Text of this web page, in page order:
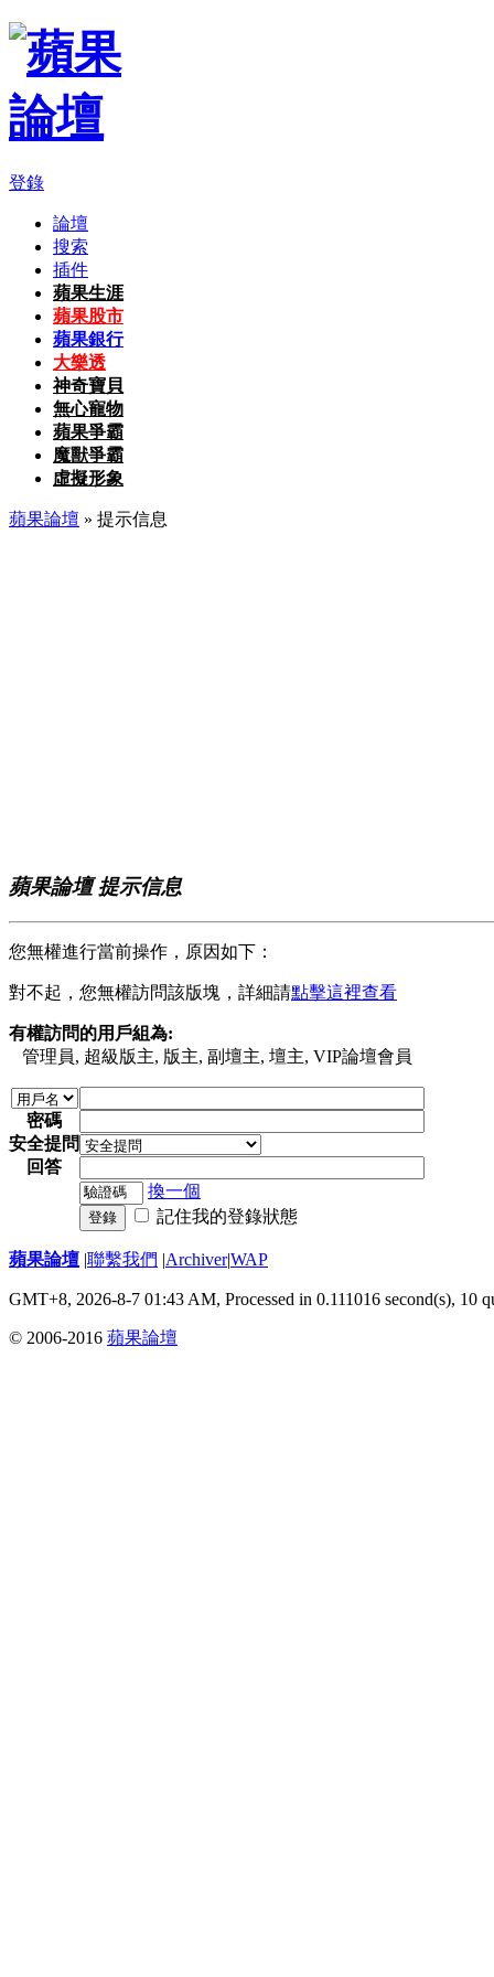
登錄
論壇
搜索
插件
蘋果生涯
蘋果股市
蘋果銀行
大樂透
神奇寶貝
無心寵物
蘋果爭霸
魔獸爭霸
虛擬形象
蘋果論壇 » 提示信息
蘋果論壇 提示信息
您無權進行當前操作，原因如下：
對不起，您無權訪問該版塊，詳細請點擊這裡查看
有權訪問的用戶組為:
管理員, 超級版主, 版主, 副壇主, 壇主, VIP論壇會員
密碼
安全提問
回答
換一個
登錄 記住我的登錄狀態
蘋果論壇 |聯繫我們 |Archiver|WAP
GMT+8, 2026-8-7 01:43 AM, Processed in 0.111016 second(s), 10
© 2006-2016 蘋果論壇